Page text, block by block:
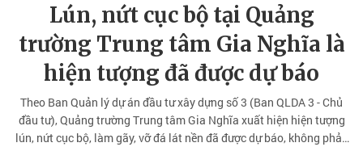
Lún, nứt cục bộ tại Quảng
trường Trung tâm Gia Nghĩa là
hiện tượng đã được dự báo
Theo Ban Quản lý dự án đầu tư xây dựng số 3 (Ban QLDA 3 - Chủ
đầu tư), Quảng trường Trung tâm Gia Nghĩa xuất hiện hiện tượng
lún, nứt cục bộ, làm gãy, vỡ đá lát nền đã được dự báo, không phản